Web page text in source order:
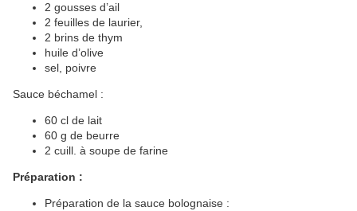
2 gousses d’ail
2 feuilles de laurier,
2 brins de thym
huile d’olive
sel, poivre
Sauce béchamel :
60 cl de lait
60 g de beurre
2 cuill. à soupe de farine
Préparation :
Préparation de la sauce bolognaise :